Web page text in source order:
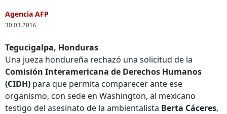
Agencia AFP
30.03.2016
Tegucigalpa, Honduras
Una jueza hondureña rechazó una solicitud de la
Comisión Interamericana de Derechos Humanos
(CIDH) para que permita comparecer ante ese
organismo, con sede en Washington, al mexicano
testigo del asesinato de la ambientalista Berta Cáceres,